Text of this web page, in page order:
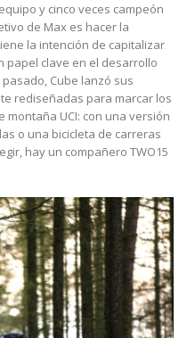
y cinco veces campeón
de Max es hacer la
la intención de capitalizar
papel clave en el desarrollo
Cube lanzó sus
rediseñadas para marcar los
montaña UCI: con una versión
o una bicicleta de carreras
hay un compañero TWO15